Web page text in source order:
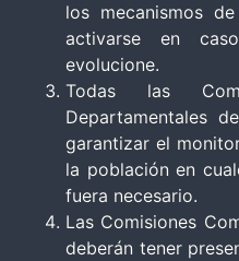
los mecanismos
activarse en
evolucione.
Todas las
Departamentales
garantizar el
la población en
fuera necesario.
Las Comisiones
deberán tener